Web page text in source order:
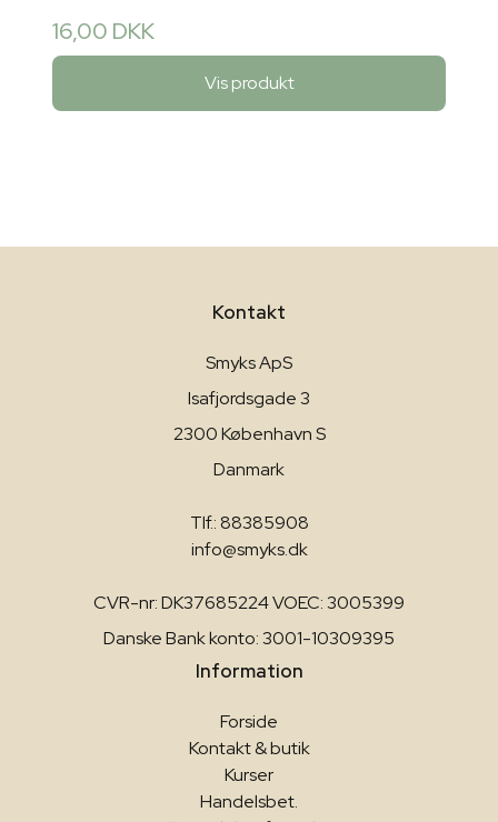
16,00 DKK
Vis produkt
Kontakt
Smyks ApS
Isafjordsgade 3
2300 København S
Danmark
Tlf.: 88385908
info@smyks.dk
CVR-nr: DK37685224 VOEC: 3005399
Danske Bank konto: 3001-10309395
Information
Forside
Kontakt & butik
Kurser
Handelsbet.